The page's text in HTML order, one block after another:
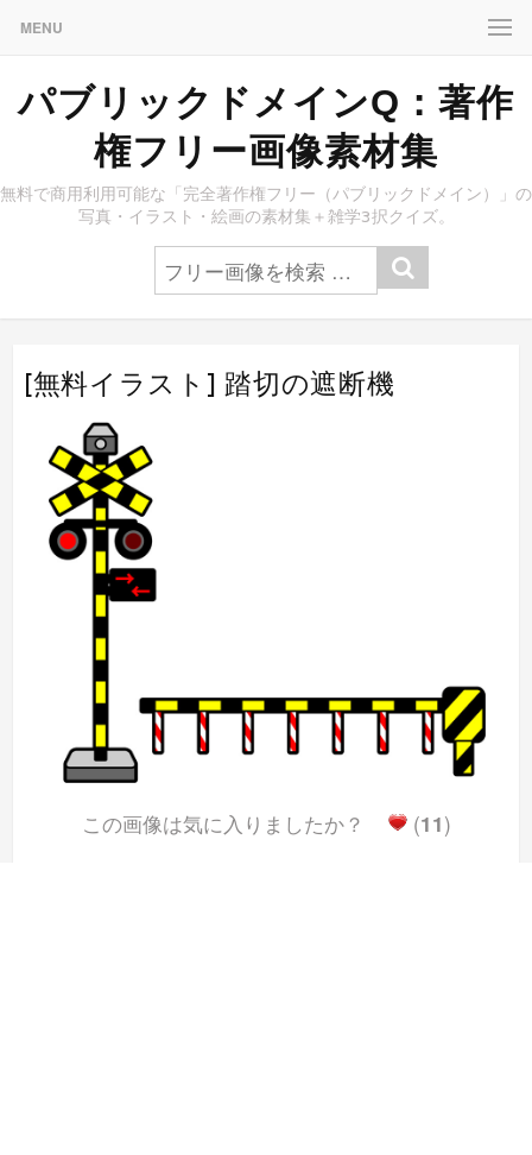
MENU
パブリックドメインQ：著作
権フリー画像素材集
無料で商用利用可能な「完全著作権フリー（パブリックドメイン）」の
写真・イラスト・絵画の素材集＋雑学3択クイズ。
[無料イラスト] 踏切の遮断機
この画像は気に入りましたか？ (11)